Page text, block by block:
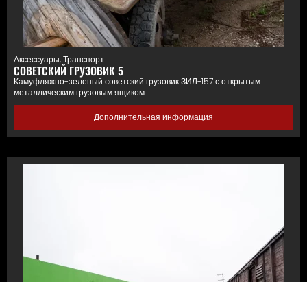
Аксессуары,Транспорт
СОВЕТСКИЙ ГРУЗОВИК 5
Камуфляжно-зеленый советский грузовик ЗИЛ-157 с открытым
металлическим грузовым ящиком
Дополнительная информация